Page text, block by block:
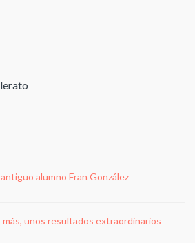
alumno Fran González
unos resultados extraordinarios